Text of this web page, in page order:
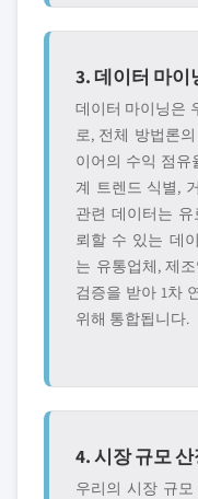
3. 데이터 마이
데이터 마이닝은
로, 전체 방법론
이어의 수익 점유
계 트렌드 식별,
관련 데이터는
뢰할 수 있는 데
는 유통업체, 제
검증을 받아 1차
위해 통합됩니다.
4. 시장 규모 산
우리의 시장 규